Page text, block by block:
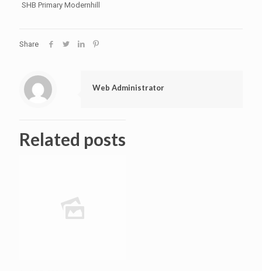
SHB Primary Modernhill
Share
Web Administrator
Related posts